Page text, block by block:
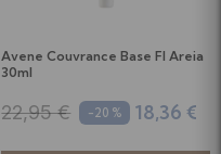
Avene Couvrance Base Fl Areia
30ml
22,95 € -20 % 18,36 €